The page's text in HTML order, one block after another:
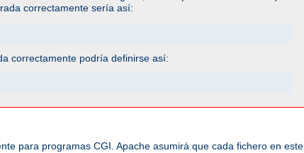
correctamente sería así:
correctamente podría definirse así:
para programas CGI. Apache asumirá que cada fichero en este